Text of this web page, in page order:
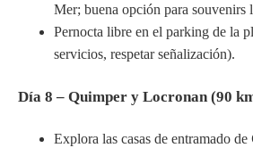
Mer; buena opción para souvenirs
Pernocta libre en el parking de la
servicios, respetar señalización).
Día 8 – Quimper y Locronan (90
Explora las casas de entramado de